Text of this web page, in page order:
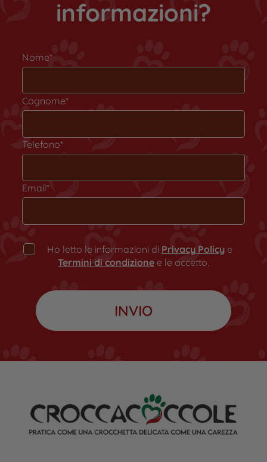
informazioni?
Nome*
Cognome*
Telefono*
Email*
Ho letto le informazioni di Privacy Policye
Termini di condizione e le accetto.